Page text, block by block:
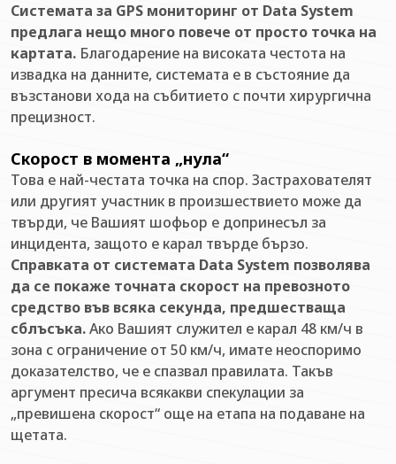
Системата за GPS мониторинг от Data System
предлага нещо много повече от просто точка на
картата. Благодарение на високата честота на
извадка на данните, системата е в състояние да
възстанови хода на събитието с почти хирургична
прецизност.
Скорост в момента „нула“
Това е най-честата точка на спор. Застрахователят
или другият участник в произшествието може да
твърди, че Вашият шофьор е допринесъл за
инцидента, защото е карал твърде бързо.
Справката от системата Data System позволява
да се покаже точната скорост на превозното
средство във всяка секунда, предшестваща
сблъсъка.Ако Вашият служител е карал 48 км/ч в
зона с ограничение от 50 км/ч, имате неоспоримо
доказателство, че е спазвал правилата. Такъв
аргумент пресича всякакви спекулации за
„превишена скорост“ още на етапа на подаване на
щетата.